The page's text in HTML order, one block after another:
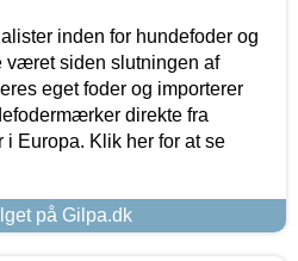
inden for hundefoder og
været siden slutningen af
eget foder og importerer
direkte fra
i Europa. Klik her for at se
på Gilpa.dk